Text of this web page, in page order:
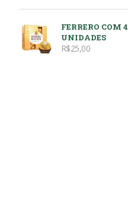
FERRERO COM 4
UNIDADES
R$25,00